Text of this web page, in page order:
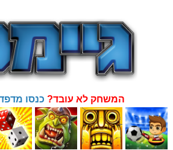
:המשחק לא עובד? כנסו